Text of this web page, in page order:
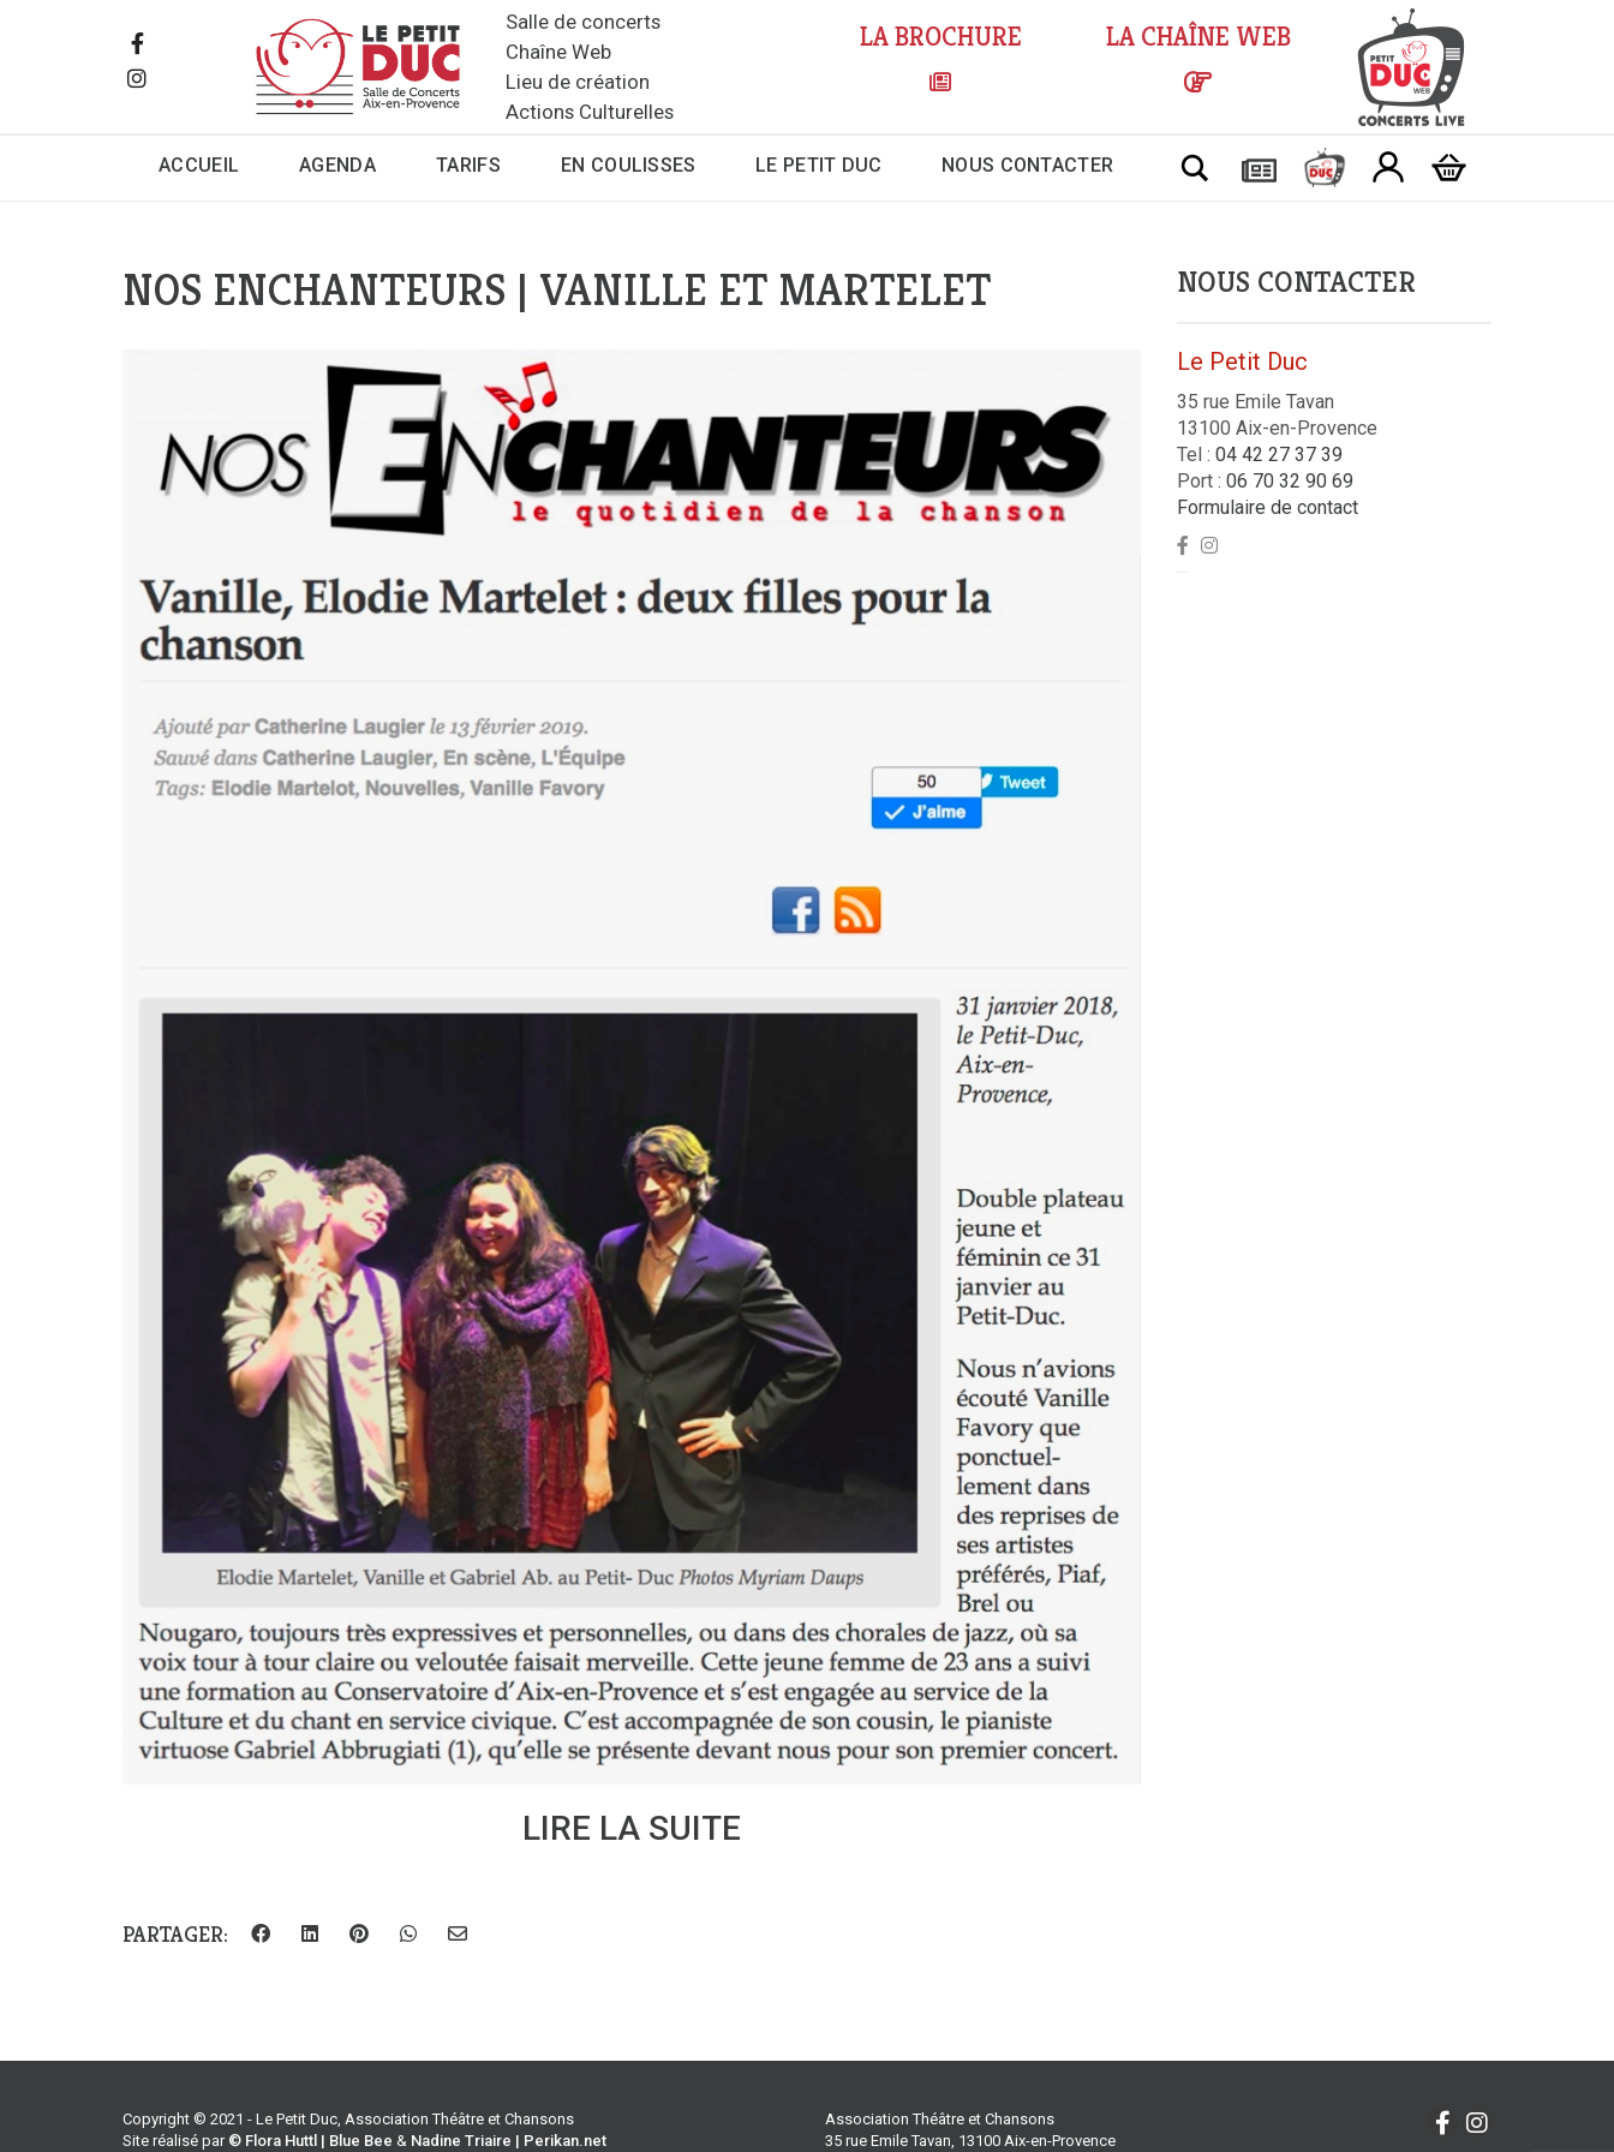
Salle de concerts
Chaîne Web
Lieu de création
Actions Culturelles
LA BROCHURE LA CHAÎNE WEB
ACCUEIL AGENDA TARIFS EN COULISSES LE PETIT DUC NOUS CONTACTER Chercher
NOS ENCHANTEURS | VANILLE ET MARTELET
LIRE LA SUITE
PARTAGER:
NOUS CONTACTER
Le Petit Duc
35 rue Emile Tavan
13100 Aix-en-Provence
Tel : 04 42 27 37 39
Port : 06 70 32 90 69
Formulaire de contact
Copyright © 2021 - Le Petit Duc, Association Théâtre et Chansons
Site réalisé par © Flora Huttl | Blue Bee & Nadine Triaire | Perikan.net
Association Théâtre et Chansons
35 rue Emile Tavan, 13100 Aix-en-Provence